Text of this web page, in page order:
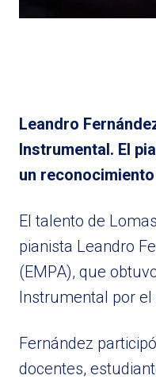
Leandro
Instrumental. El
un
El talento de
pianista Leandro
(EMPA), que
Instrumental por el
Fernández
docentes,